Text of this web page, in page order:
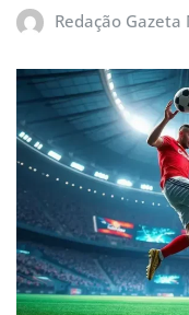
Redação Gazeta